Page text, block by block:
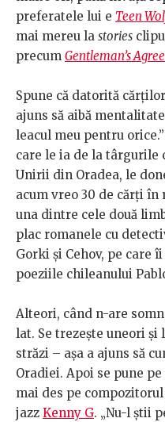
preferatele lui e Teen
mai mereu la stories
precum Gentleman’s
Spune că datorită
ajuns să aibă
leacul meu pentru
care le ia de la târgurile
Unirii din Oradea, le
acum vreo 30 de cărți în
una dintre cele două
plac romanele cu
Gorki și Cehov, pe care
poeziile chileanului
Alteori, când n-are
lat. Se trezește uneori și
străzi – așa a ajuns să
Oradiei. Apoi se pune
mai des pe
jazz Kenny G. „Nu-l știi